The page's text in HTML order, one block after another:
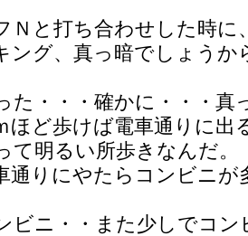
Ｎと打ち合わせした時に
ング、真っ暗でしょう
た・・・確かに・・・真
ほど歩けば電車通りに出
て明るい所歩きなんだ。
通りにやたらコンビニが
ビニ・・また少しでコン